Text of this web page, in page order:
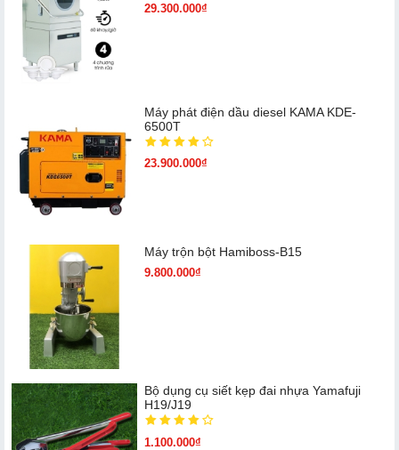
29.300.000₫
Máy phát điện dầu diesel KAMA KDE-
6500T
23.900.000₫
Máy trộn bột Hamiboss-B15
9.800.000₫
Bộ dụng cụ siết kẹp đai nhựa Yamafuji
H19/J19
1.100.000₫